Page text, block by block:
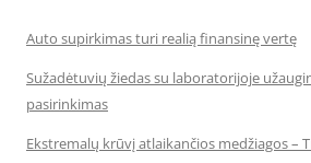
Auto supirkimas turi realią finansinę vertę
Sužadėtuvių žiedas su laboratorijoje
pasirinkimas
Ekstremalų krūvį atlaikančios medžiagos –